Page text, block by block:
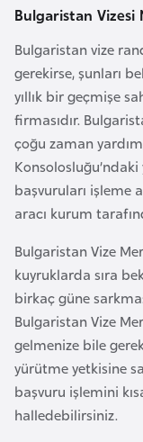
Bulgaristan Vizesi
Bulgaristan vize
gerekirse, şunları
yıllık bir geçmişe
firmasıdır.
çoğu zaman
başvuruları işleme
aracı kurum
Bulgaristan Vize
kuyruklarda sıra
birkaç güne
Bulgaristan Vize
gelmenize bile
yürütme yetkisine
başvuru işlemini
halledebilirsiniz.
k
D
m
o
r
t
i
k
K
o
n
g
o